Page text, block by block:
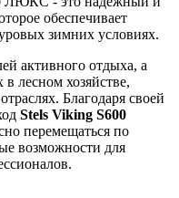
обеспечивает
зимних условиях.
активного отдыха, а
лесном хозяйстве,
Благодаря своей
Stels Viking S600
перемещаться по
возможности для